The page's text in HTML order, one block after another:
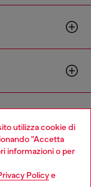
utilizza cookie di
"Accetta
informazioni o per
Policye
it seems you may